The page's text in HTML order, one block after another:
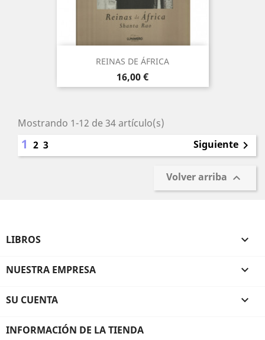
REINAS DE ÁFRICA
Precio
16,00 €
Mostrando 1-12 de 34 artículo(s)
1 2 3 Siguiente 
Volver arriba 
LIBROS 
NUESTRA EMPRESA 
SU CUENTA 
INFORMACIÓN DE LA TIENDA